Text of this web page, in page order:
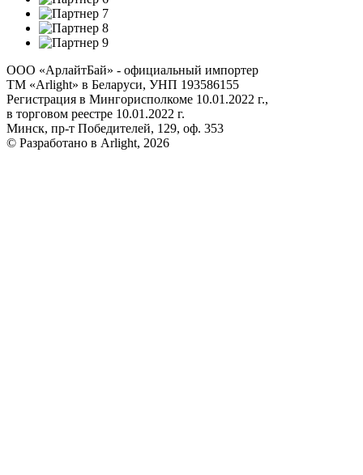
ООО «АрлайтБай» - официальный импортер
ТМ «Arlight» в Беларуси, УНП 193586155
Регистрация в Мингорисполкоме 10.01.2022 г.,
в торговом реестре 10.01.2022 г.
Минск, пр-т Победителей, 129, оф. 353
© Разработано в Arlight, 2026